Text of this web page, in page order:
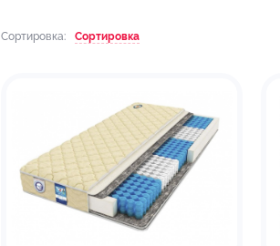
Сортировка: Сортировка